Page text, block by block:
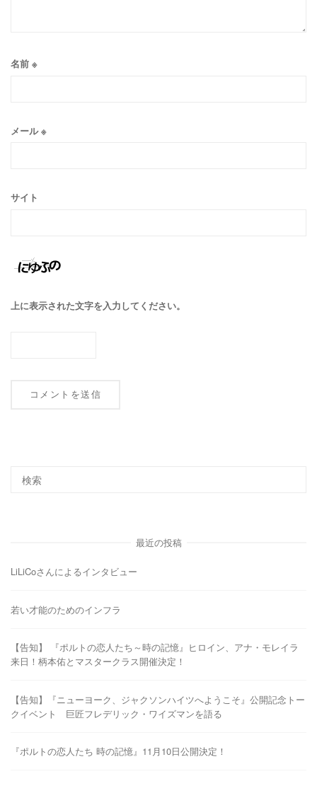
名前 ※
メール※
サイト
上に表示された文字を入力してください。
最近の投稿
LiLiCoさんによるインタビュー
若い才能のためのインフラ
【告知】 『ポルトの恋人たち～時の記憶』ヒロイン、アナ・モレイラ
来日！柄本佑とマスタークラス開催決定！
【告知】『ニューヨーク、ジャクソンハイツへようこそ』公開記念トー
クイベント 巨匠フレデリック・ワイズマンを語る
『ポルトの恋人たち 時の記憶』11月10日公開決定！